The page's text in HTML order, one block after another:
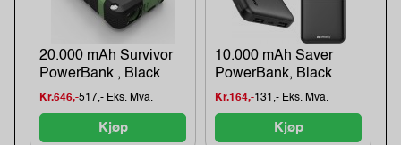
20.000 mAh Survivor
PowerBank , Black
Kr.646,-517,- Eks. Mva.
Kjøp
10.000 mAh Saver
PowerBank, Black
Kr.164,-131,- Eks. Mva.
Kjøp